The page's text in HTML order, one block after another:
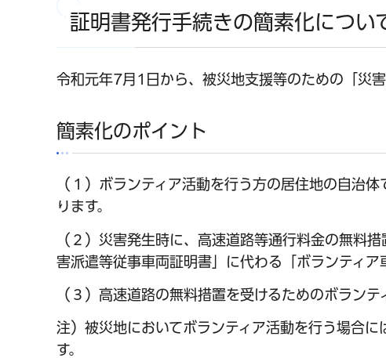
証明書発行手続きの簡素化につい
令和元年7月1日から、被災地支援等のための「災
簡素化のポイント
（１）ボランティア活動を行う方の居住地の自治
ります。
（２）災害発生時に、高速道路等通行料金の無料
害派遣等従事車両証明書」に代わる「ボランティア
（３）高速道路の無料措置を受けるためのボラン
注）被災地においてボランティア活動を行う場合
す。